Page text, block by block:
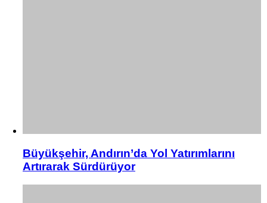
Büyükşehir, Andırın’da Yol Yatırımlarını
Artırarak Sürdürüyor